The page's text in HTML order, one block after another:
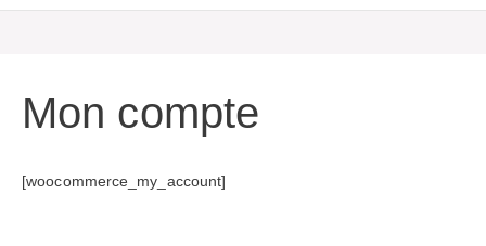
Mon compte
[woocommerce_my_account]